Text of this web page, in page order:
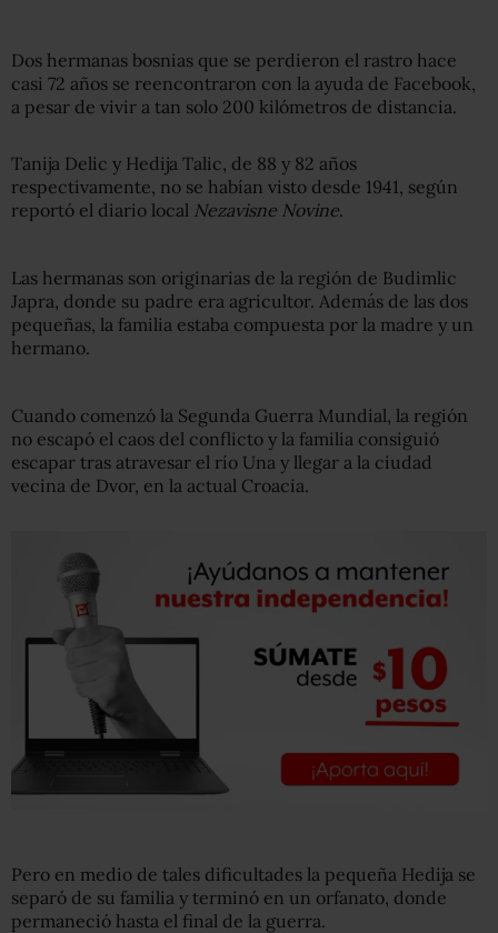
Dos hermanas bosnias que se perdieron el rastro hace
casi 72 años se reencontraron con la ayuda de Facebook,
a pesar de vivir a tan solo 200 kilómetros de distancia.
Tanija Delic y Hedija Talic, de 88 y 82 años
respectivamente, no se habían visto desde 1941, según
reportó el diario local Nezavisne Novine.
Las hermanas son originarias de la región de Budimlic
Japra, donde su padre era agricultor. Además de las dos
pequeñas, la familia estaba compuesta por la madre y un
hermano.
Cuando comenzó la Segunda Guerra Mundial, la región
no escapó el caos del conflicto y la familia consiguió
escapar tras atravesar el río Una y llegar a la ciudad
vecina de Dvor, en la actual Croacia.
Pero en medio de tales dificultades la pequeña Hedija se
separó de su familia y terminó en un orfanato, donde
permaneció hasta el final de la guerra.